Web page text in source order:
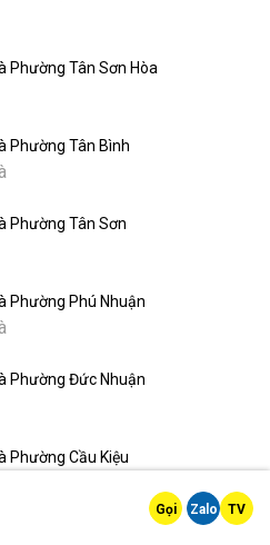
Phường Tân Sơn Hòa
Phường Tân Bình
Phường Tân Sơn
Phường Phú Nhuận
Phường Đức Nhuận
Phường Cầu Kiệu
Gọi Zalo TV